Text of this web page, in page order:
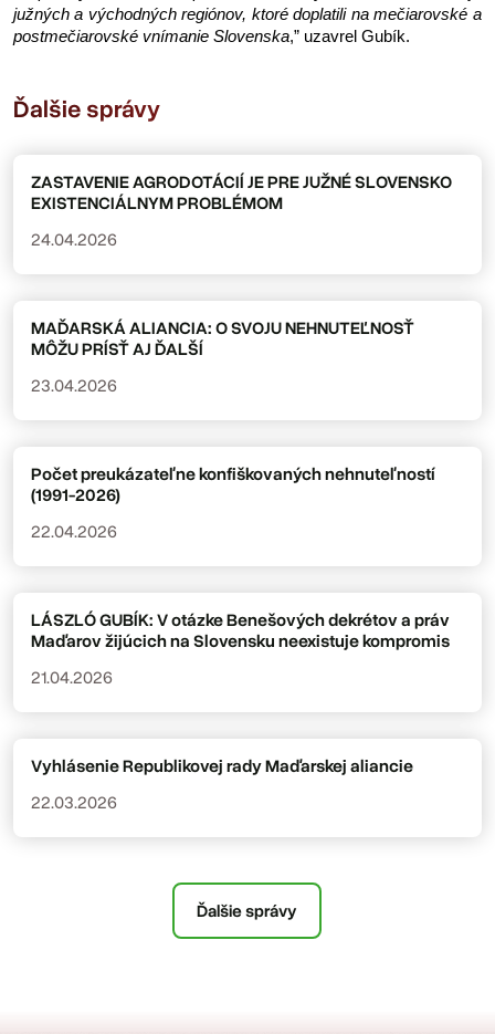
južných a východných regiónov, ktoré doplatili na mečiarovské a
postmečiarovské vnímanie Slovenska,” uzavrel Gubík.
Ďalšie správy
ZASTAVENIE AGRODOTÁCIÍ JE PRE JUŽNÉ SLOVENSKO
EXISTENCIÁLNYM PROBLÉMOM
24.04.2026
MAĎARSKÁ ALIANCIA: O SVOJU NEHNUTEĽNOSŤ
MÔŽU PRÍSŤ AJ ĎALŠÍ
23.04.2026
Počet preukázateľne konfiškovaných nehnuteľností
(1991-2026)
22.04.2026
LÁSZLÓ GUBÍK: V otázke Benešových dekrétov a práv
Maďarov žijúcich na Slovensku neexistuje kompromis
21.04.2026
Vyhlásenie Republikovej rady Maďarskej aliancie
22.03.2026
Ďalšie správy